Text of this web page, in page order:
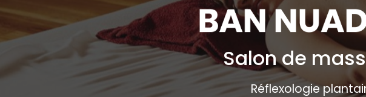
Salon de
Réflexologie